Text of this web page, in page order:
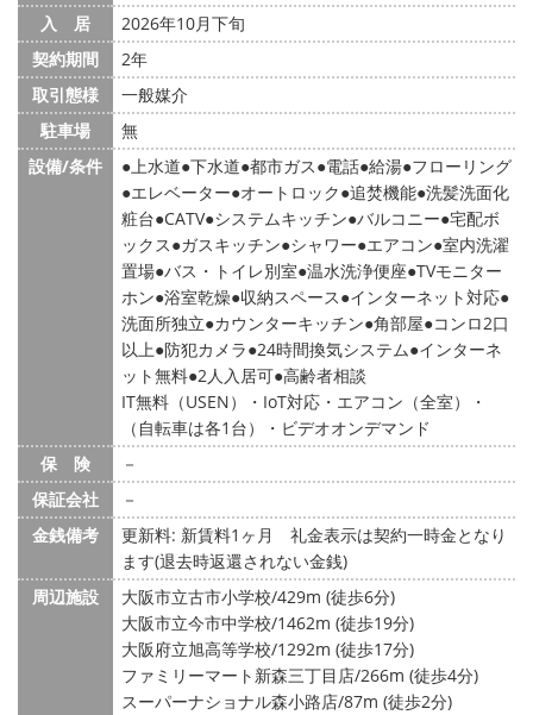
入 居
2026年10月下旬
契約期間
2年
取引態様
一般媒介
駐車場
無
設備/条件
上水道 下水道 都市ガス 電話 給湯 フローリング
エレベーター オートロック 追焚機能 洗髪洗面化
粧台 CATV システムキッチン バルコニー 宅配ボ
ックス ガスキッチン シャワー エアコン 室内洗濯
置場 バス・トイレ別室 温水洗浄便座 TVモニター
ホン 浴室乾燥 収納スペース インターネット対応
洗面所独立 カウンターキッチン 角部屋 コンロ2口
以上 防犯カメラ 24時間換気システム インターネ
ット無料 2人入居可 高齢者相談
IT無料（USEN）・IoT対応・エアコン（全室）・
（自転車は各1台）・ビデオオンデマンド
保 険
－
保証会社
－
金銭備考
更新料: 新賃料1ヶ月
礼金表示は契約一時金となり
ます(退去時返還されない金銭)
周辺施設
大阪市立古市小学校/429m (徒歩6分)
大阪市立今市中学校/1462m (徒歩19分)
大阪府立旭高等学校/1292m (徒歩17分)
ファミリーマート新森三丁目店/266m (徒歩4分)
スーパーナショナル森小路店/87m (徒歩2分)